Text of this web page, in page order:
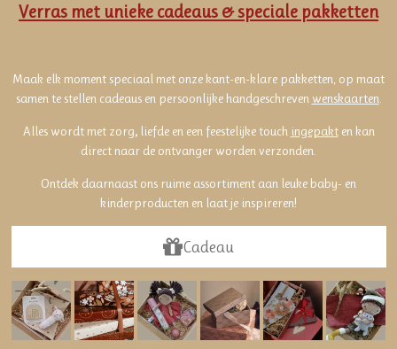
Verras met unieke cadeaus & speciale pakketten
Maak elk moment speciaal met onze kant-en-klare pakketten, op maat
samen te stellen cadeaus en persoonlijke handgeschreven wenskaarten.
Alles wordt met zorg,liefde en een feestelijke touch ingepakten kan
direct naar de ontvanger worden verzonden.
Ontdek daarnaast ons ruime assortiment aan leuke baby- en
kinderproducten en laat je inspireren!
Cadeau